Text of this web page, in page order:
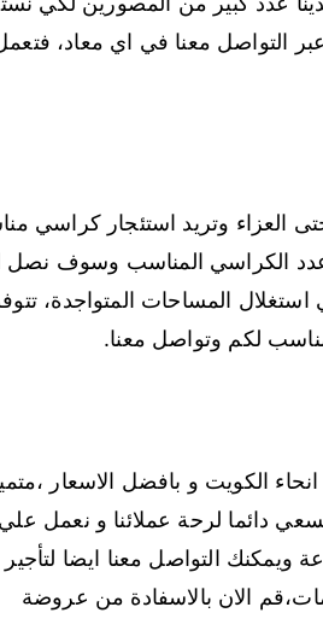
التواصل معنا في اي معاد،
العزاء وتريد استئجار كراسي
الكراسي المناسب وسوف نصل
المساحات المتواجدة،
لكم وتواصل معنا.
الكويت و بافضل الاسعار
دائما لرحة عملائنا و نعمل علي
ويمكنك التواصل معنا ايضا لتأجير
الان بالاسفادة من عروضة